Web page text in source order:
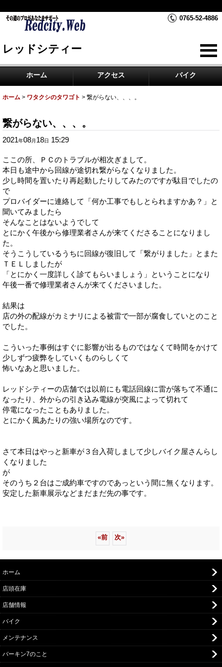
0765-52-4886
レッドシティー
ホーム アクセス バイク
ホーム > ワタクシのタワゴト > 繋がらない、、、。
繋がらない、、、。
2021年08月 18日 15:29
ここの所、ＰＣのトラブルが相次ぎまして。
本日も途中から回線が途切れ繋がらなくなりました。
少し時間を置いたり再起動したりしてみたのですが駄目でしたの
で
プロバイダーに連絡して「何か工事でもしとられますかあ？」と
聞いてみましたら
そんなことはないようでして
とにかく午後から修理業者さんが来てくださることになりまし
た。
そうこうしているうちに回線が復旧して「繋がりました」とまた
ＴＥＬしましたが
「とにかく一度詳しく診てもらいましょう」ということになり
午後一番で修理業者さんが来てくださいました。
結果は
店の外の配線がカミナリによる被雷で一部が腐食していとのこと
でした。
こういった事例はすぐに影響が出るものではなくて時間をかけて
少しずつ疲弊をしていくものらしくて
怖いなあと思いました。
レッドシティーの店舗では以前にも電話回線に雷が落ちて不通に
なったり、外からの引き込み電線が突風によって切れて
停電になったこともありました。
とにかく風あたりの強い場所なのです。
さて本日はやっと新車が３台入荷しまして少しバイク屋さんらし
くなりました
が
そのうち２台はご成約車ですのであっという間に無くなります。
安定した新車展示などまだまだ先の事です。
«前 次»
ホーム
店頭在庫
店舗情報
バイク
メンテナンス
バーキン7のこと